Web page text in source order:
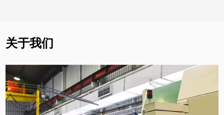
关于我们